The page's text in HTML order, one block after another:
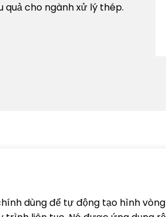
quả cho ngành xử lý thép.
dùng để tự động tạo hình